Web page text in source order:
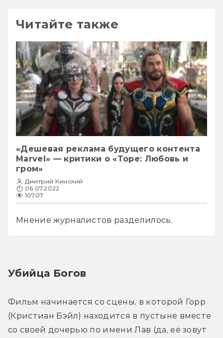
Читайте также
«Дешевая реклама будущего контента
Marvel» — критики о «Торе: Любовь и
гром»
Дмитрий Кинский
06.07.2022
10707
Мнение журналистов разделилось.
Убийца Богов
Фильм начинается со сцены, в которой Горр
(Кристиан Бэйл) находится в пустыне вместе
со своей дочерью по имени Лав (да, её зовут